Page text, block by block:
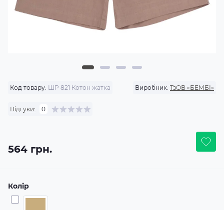
Код товару: ШР 821 Котон жатка Виробник: ТзОВ «БЕМБІ»
Відгуки: 0
564 грн.
Колір